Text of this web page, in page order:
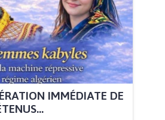
IMMÉDIATE DE